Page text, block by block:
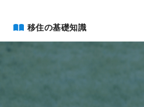
移住の基礎知識